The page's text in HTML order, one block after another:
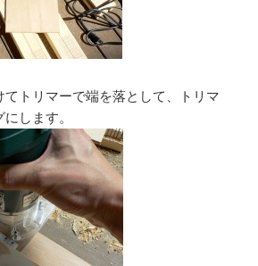
トリマーで端を落として、トリマ
します。